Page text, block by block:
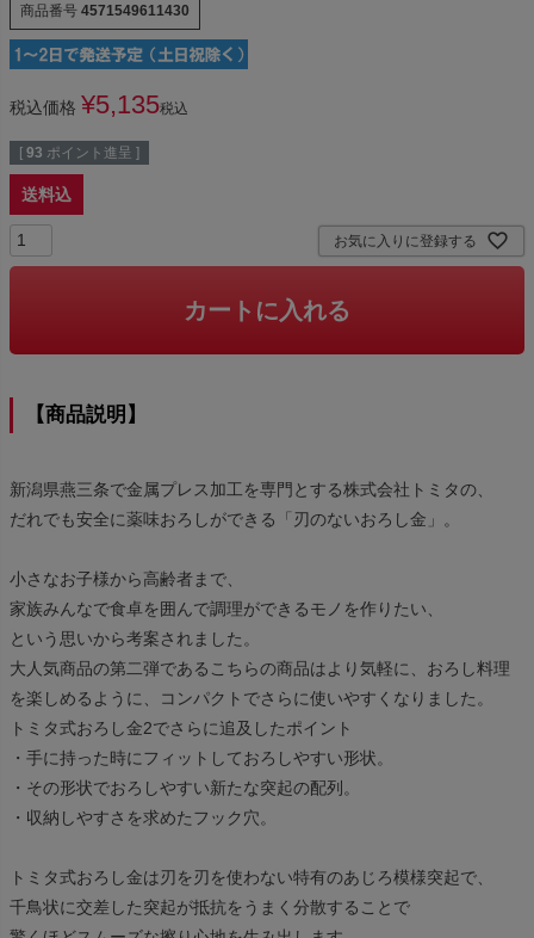
商品番号 4571549611430
税込価格 ¥5,135税込
[ 93 ポイント進呈 ]
送料込
お気に入りに登録する
カートに入れる
【商品説明】
新潟県燕三条で金属プレス加工を専門とする株式会社トミタの、
だれでも安全に薬味おろしができる「刃のないおろし金」。
小さなお子様から高齢者まで、
家族みんなで食卓を囲んで調理ができるモノを作りたい、
という思いから考案されました。
大人気商品の第二弾であるこちらの商品はより気軽に、おろし料理
を楽しめるように、コンパクトでさらに使いやすくなりました。
トミタ式おろし金2でさらに追及したポイント
・手に持った時にフィットしておろしやすい形状。
・その形状でおろしやすい新たな突起の配列。
・収納しやすさを求めたフック穴。
トミタ式おろし金は刃を刃を使わない特有のあじろ模様突起で、
千鳥状に交差した突起が抵抗をうまく分散することで